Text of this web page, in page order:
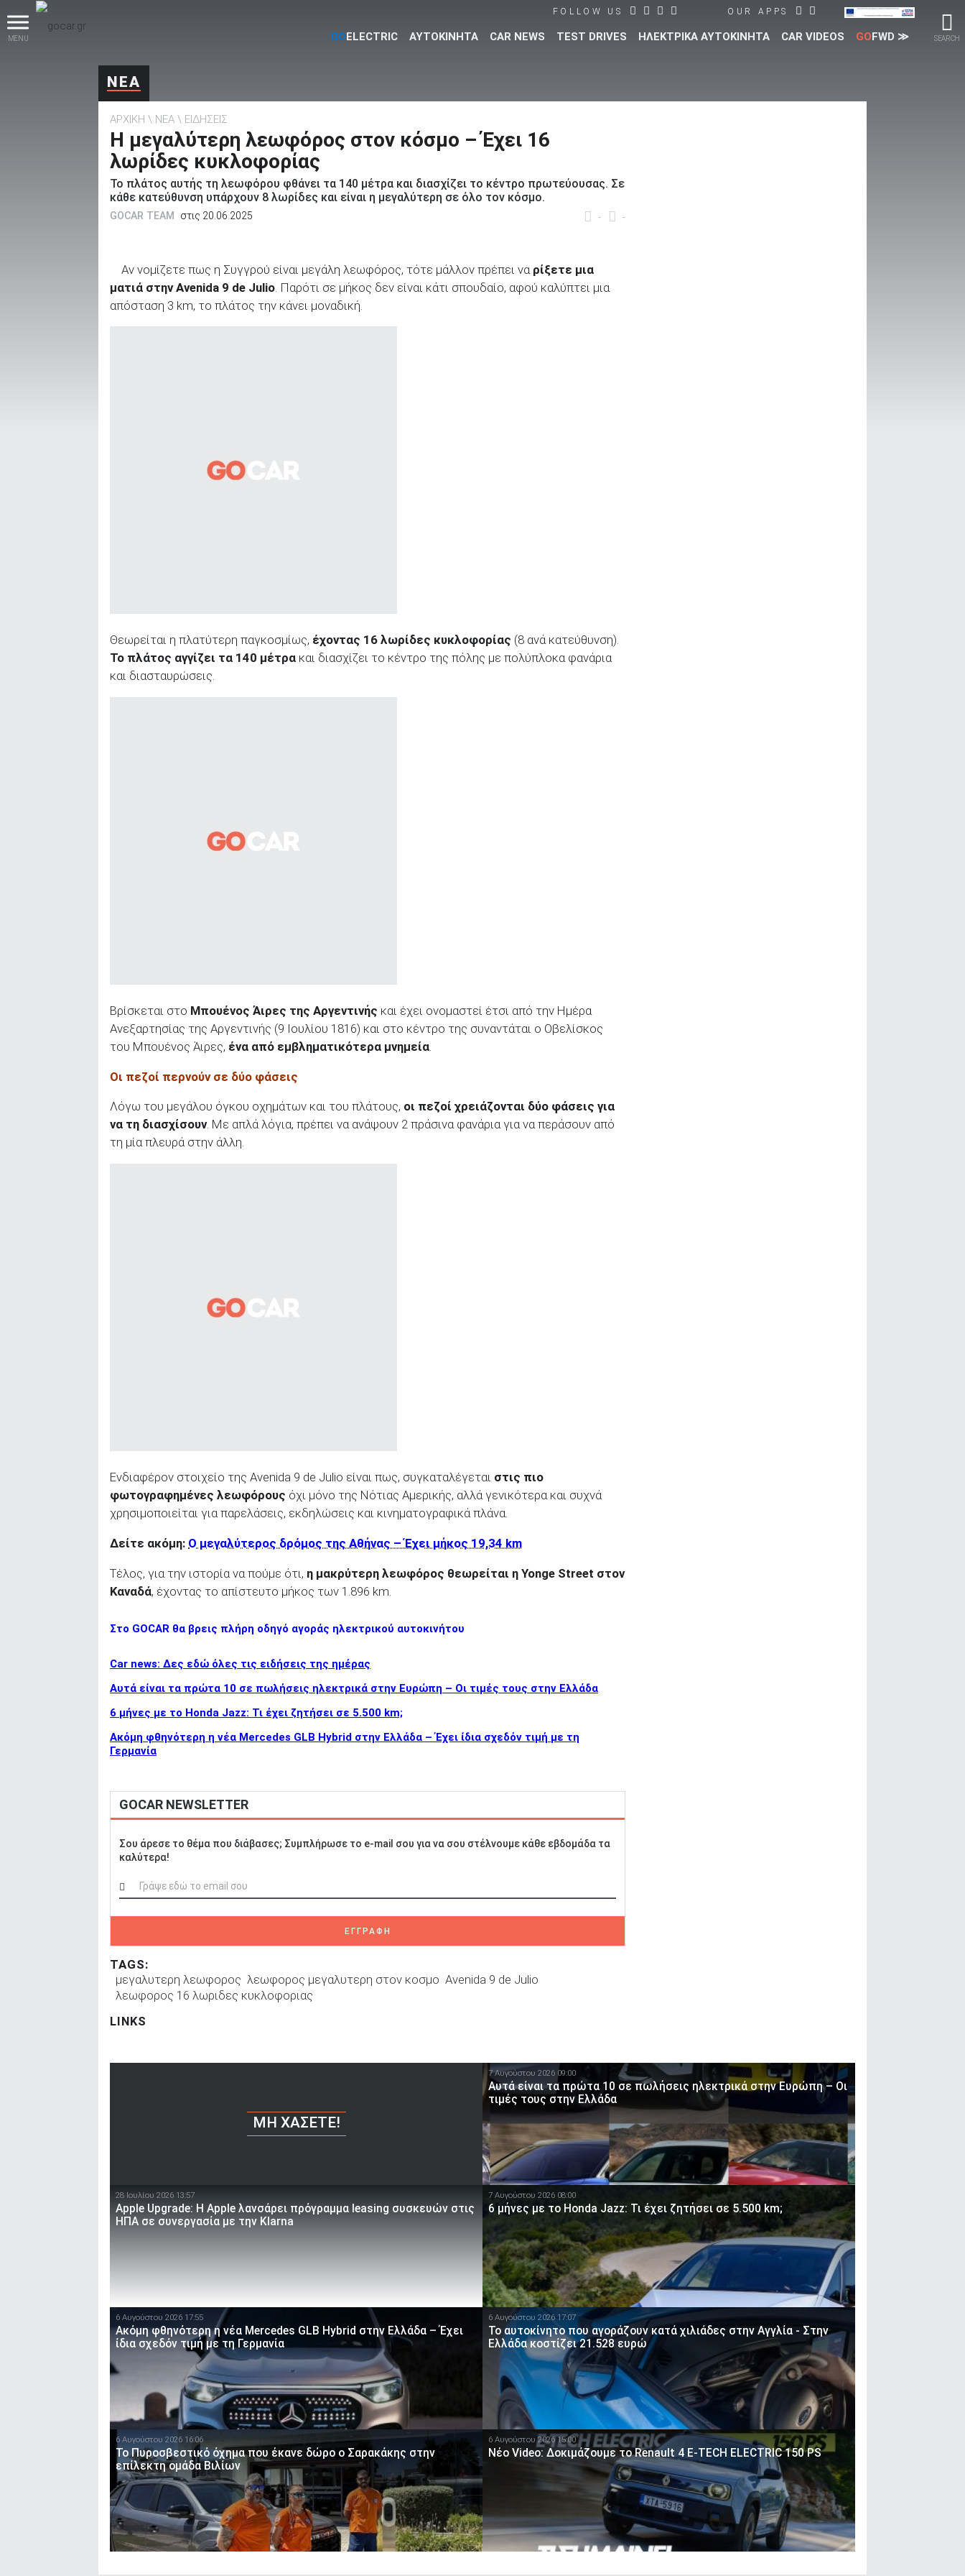
MENU SEARCH
FOLLOW US OUR APPS
GOELECTRIC ΑΥΤΟΚΙΝΗΤΑ CAR NEWS TEST DRIVES ΗΛΕΚΤΡΙΚΑ ΑΥΤΟΚΙΝΗΤΑ CAR VIDEOS GOFWD ≫
Βρες τα πάντα για το αυτοκίνητο!
βρες το!
ΝΕΑ
ΑΡΧΙΚΗ ΝΕΑ ΕΙΔΗΣΕΙΣ
Η μεγαλύτερη λεωφόρος στον κόσμο – Έχει 16
λωρίδες κυκλοφορίας
Το πλάτος αυτής τη λεωφόρου φθάνει τα 140 μέτρα και διασχίζει το κέντρο πρωτεύουσας. Σε
κάθε κατεύθυνση υπάρχουν 8 λωρίδες και είναι η μεγαλύτερη σε όλο τον κόσμο.
- -
GOCAR TEAM στις 20.06.2025
Αν νομίζετε πως η Συγγρού είναι μεγάλη λεωφόρος, τότε μάλλον πρέπει να ρίξετε μια
ματιά στην Avenida 9 de Julio . Παρότι σε μήκος δεν είναι κάτι σπουδαίο, αφού καλύπτει μια
απόσταση 3 km, το πλάτος την κάνει μοναδική.
Θεωρείται η πλατύτερη παγκοσμίως, έχοντας 16 λωρίδες κυκλοφορίας (8 ανά κατεύθυνση).
Το πλάτος αγγίζει τα 140 μέτρα και διασχίζει το κέντρο της πόλης με πολύπλοκα φανάρια
και διασταυρώσεις.
Βρίσκεται στο Μπουένος Άιρες της Αργεντινής και έχει ονομαστεί έτσι από την Ημέρα
Ανεξαρτησίας της Αργεντινής (9 Ιουλίου 1816) και στο κέντρο της συναντάται ο Οβελίσκος
του Μπουένος Άιρες, ένα από εμβληματικότερα μνημεία
Οι πεζοί περνούν σε δύο φάσεις
Λόγω του μεγάλου όγκου οχημάτων και του πλάτους, οι πεζοί χρειάζονται δύο φάσεις για
να τη διασχίσουν. Με απλά λόγια, πρέπει να ανάψουν 2 πράσινα φανάρια για να περάσουν από
τη μία πλευρά στην άλλη.
Ενδιαφέρον στοιχείο της Avenida 9 de Julio είναι πως, συγκαταλέγεται στις πιο
φωτογραφημένες λεωφόρους όχι μόνο της Νότιας Αμερικής, αλλά γενικότερα και συχνά
χρησιμοποιείται για παρελάσεις, εκδηλώσεις και κινηματογραφικά πλάνα.
Δείτε ακόμη: Ο μεγαλύτερος δρόμος της Αθήνας – Έχει μήκος 19,34 km
Τέλος, για την ιστορία να πούμε ότι, η μακρύτερη λεωφόρος θεωρείται η Yonge Street στον
Καναδά, έχοντας το απίστευτο μήκος των 1.896 km.
Στο GOCAR θα βρεις πλήρη οδηγό αγοράς ηλεκτρικού αυτοκινήτου
Car news: Δες εδώ όλες τις ειδήσεις της ημέρας
Αυτά είναι τα πρώτα 10 σε πωλήσεις ηλεκτρικά στην Ευρώπη – Οι τιμές τους στην Ελλάδα
6 μήνες με το Honda Jazz: Τι έχει ζητήσει σε 5.500 km;
Ακόμη φθηνότερη η νέα Mercedes GLB Hybrid στην Ελλάδα – Έχει ίδια σχεδόν τιμή με τη
Γερμανία
GOCAR NEWSLETTER
Σου άρεσε το θέμα που διάβασες; Συμπλήρωσε το e-mail σου για να σου στέλνουμε κάθε εβδομάδα τα
καλύτερα!
ΕΓΓΡΑΦΗ
TAGS:
μεγαλυτερη λεωφορος λεωφορος μεγαλυτερη στον κοσμο Avenida 9 de Julio
λεωφορος 16 λωριδες κυκλοφοριας
LINKS
ΜΗ ΧΆΣΕΤΕ!
7 Αυγούστου 2026 09:00
Αυτά είναι τα πρώτα 10 σε πωλήσεις ηλεκτρικά στην Ευρώπη – Οι
τιμές τους στην Ελλάδα
28 Ιουλίου 2026 13:57
Apple Upgrade: Η Apple λανσάρει πρόγραμμα leasing συσκευών στις
ΗΠΑ σε συνεργασία με την Klarna
7 Αυγούστου 2026 08:00
6 μήνες με το Honda Jazz: Τι έχει ζητήσει σε 5.500 km;
6 Αυγούστου 2026 17:55
Ακόμη φθηνότερη η νέα Mercedes GLB Hybrid στην Ελλάδα – Έχει
ίδια σχεδόν τιμή με τη Γερμανία
6 Αυγούστου 2026 17:07
To αυτοκίνητο που αγοράζουν κατά χιλιάδες στην Αγγλία - Στην
Ελλάδα κοστίζει 21.528 ευρώ
6 Αυγούστου 2026 16:06
Το Πυροσβεστικό όχημα που έκανε δώρο ο Σαρακάκης στην
επίλεκτη ομάδα Βιλίων
6 Αυγούστου 2026 15:00
Νέο Video: Δοκιμάζουμε το Renault 4 E-TECH ELECTRIC 150 PS